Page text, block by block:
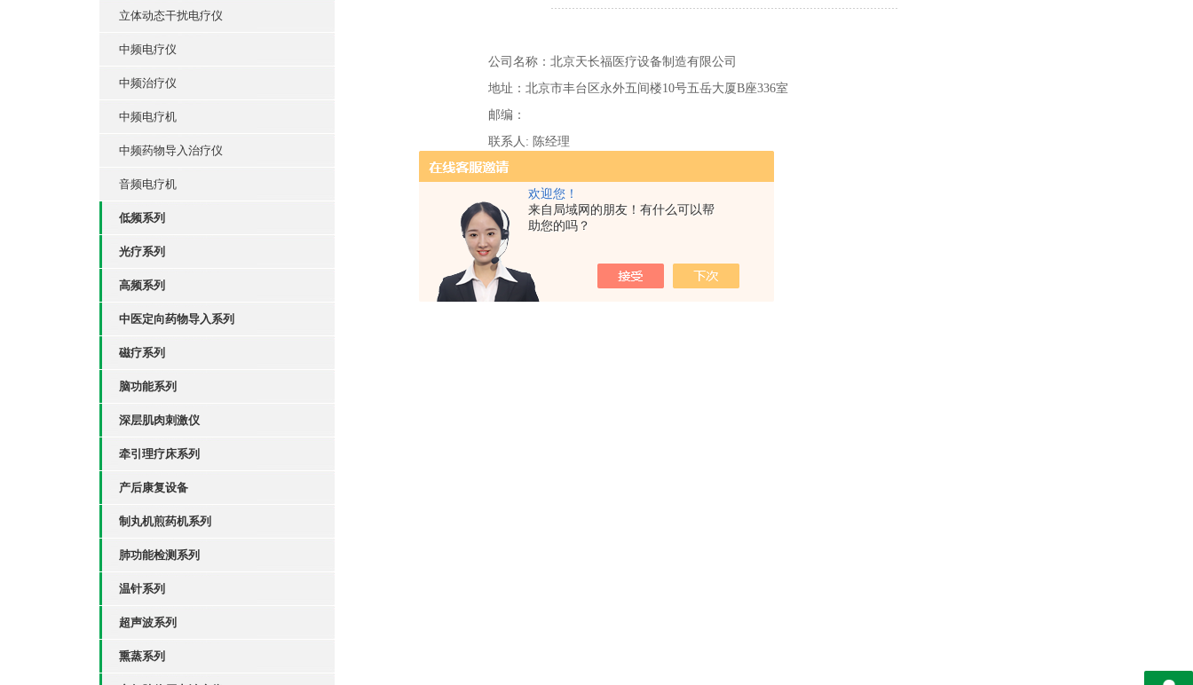
欢迎您！
来自局域网的朋友！有什么可以帮
助您的吗？
立体动态干扰电疗仪
中频电疗仪
中频治疗仪
中频电疗机
中频药物导入治疗仪
音频电疗机
低频系列
光疗系列
高频系列
中医定向药物导入系列
磁疗系列
脑功能系列
深层肌肉刺激仪
牵引理疗床系列
产后康复设备
制丸机煎药机系列
肺功能检测系列
温针系列
超声波系列
熏蒸系列
公司名称：北京天长福医疗设备制造有限公司
地址：北京市丰台区永外五间楼10号五岳大厦B座336室
邮编：
联系人: 陈经理
手机：13258102986
座机：13258102986（微信同号）
传真：
电子邮箱：13258102986@163.com
网址：www.yiliao17.com